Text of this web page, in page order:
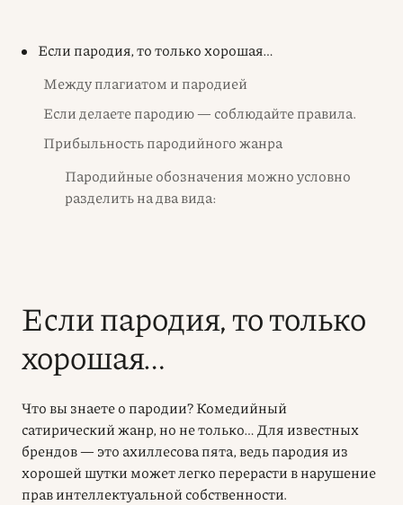
Если пародия, то только хорошая…
Между плагиатом и пародией
Если делаете пародию — соблюдайте правила.
Прибыльность пародийного жанра
Пародийные обозначения можно условно
разделить на два вида:
Если пародия, то только
хорошая…
Что вы знаете о пародии? Комедийный
сатирический жанр, но не только… Для известных
брендов — это ахиллесова пята, ведь пародия из
хорошей шутки может легко перерасти в нарушение
прав интеллектуальной собственности.